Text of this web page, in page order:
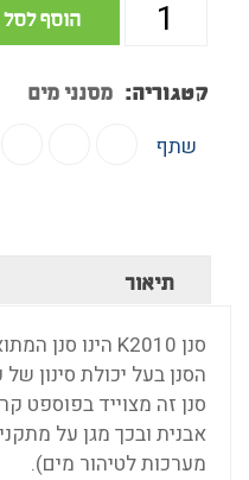
הוסף לסל
קטגוריה: מסנני מים
שתף
תיאור
סנן K2010 הינו סנן
הסנן בעל יכולת סינון של
סנן זה מצוייד בפוספט
אבנית ובכך מגן על
מערכות לטיהור מים).